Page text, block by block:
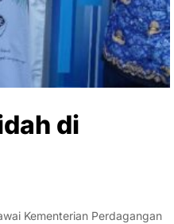
di
Kementerian Perdagangan